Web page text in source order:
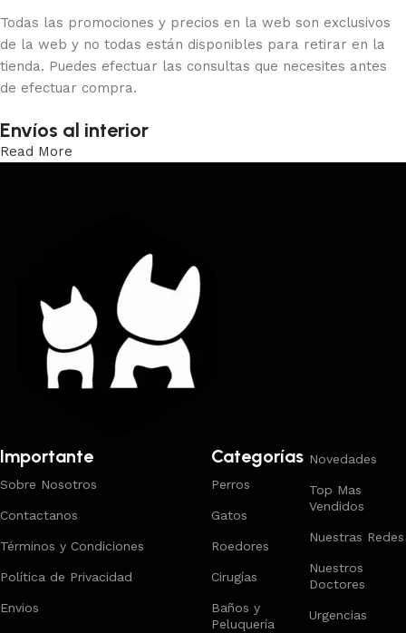
Todas las promociones y precios en la web son exclusivos
de la web y no todas están disponibles para retirar en la
tienda. Puedes efectuar las consultas que necesites antes
de efectuar compra.
Envíos al interior
Read More
Importante
Sobre Nosotros
Contactanos
Términos y Condiciones
Política de Privacidad
Envios
Categorías
Perros
Gatos
Roedores
Cirugías
Baños y
Peluquería
Novedades
Top Mas
Vendidos
Nuestras Redes
Nuestros
Doctores
Urgencias